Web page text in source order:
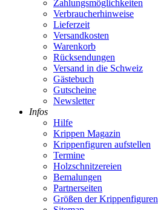
Zahlungsmöglichkeiten
Verbraucherhinweise
Lieferzeit
Versandkosten
Warenkorb
Rücksendungen
Versand in die Schweiz
Gästebuch
Gutscheine
Newsletter
Infos
Hilfe
Krippen Magazin
Krippenfiguren aufstellen
Termine
Holzschnitzereien
Bemalungen
Partnerseiten
Größen der Krippenfiguren